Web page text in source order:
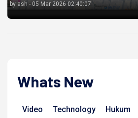
by ash - 05 Mar 2026 02:40:07
Whats New
Video Technology Hukum